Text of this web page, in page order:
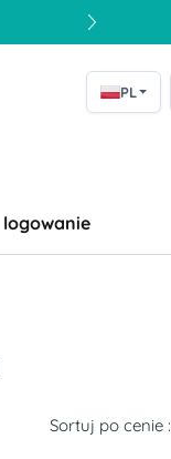
PL
logowanie
Sortuj po cenie :